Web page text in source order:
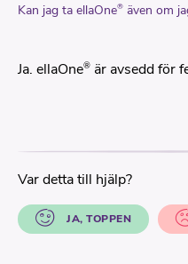
Kan jag ta ellaOne® även om
Ja. ellaOne® är avsedd för
Var detta till hjälp?
JA, TOPPEN